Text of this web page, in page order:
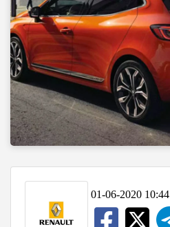
01-06-2020 10:44